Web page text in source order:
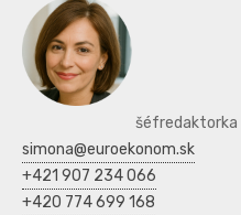
šéfredaktorka
simona@euroekonom.sk
+421 907 234 066
+420 774 699 168